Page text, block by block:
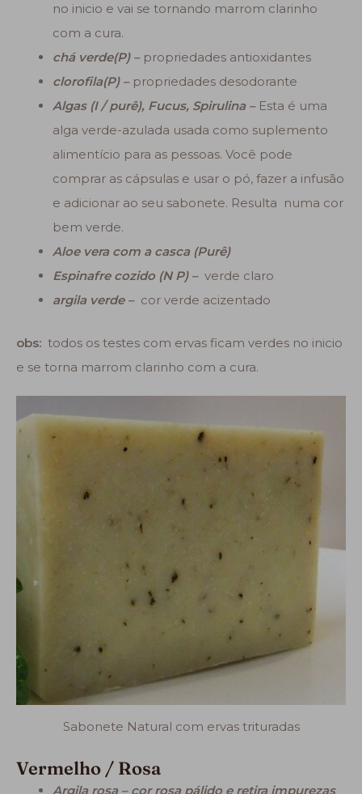
no inicio e vai se tornando marrom clarinho
com a cura.
chá verde(P) – propriedades antioxidantes
clorofila(P) – propriedades desodorante
Algas (I / purê), Fucus, Spirulina –Esta é uma
alga verde-azulada usada como suplemento
alimentício para as pessoas. Você pode
comprar as cápsulas e usar o pó, fazer a infusão
e adicionar ao seu sabonete. Resulta numa cor
bem verde.
Aloe vera com a casca (Purê)
Espinafre cozido (N P) – verde claro
argila verde –cor verde acizentado
obs: todos os testes com ervas ficam verdes no inicio
e se torna marrom clarinho com a cura.
Sabonete Natural com ervas trituradas
Vermelho / Rosa
Argila rosa – cor rosa pálido e retira impurezas